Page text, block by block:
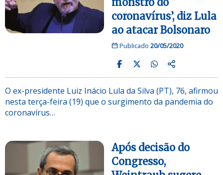
coronavírus’, diz Lula
ao atacar Bolsonaro
Publicado 20/05/2020
O ex-presidente Luiz Inácio Lula da Silva (PT), 76, afirmou
nesta terça-feira (19) que o surgimento da pandemia do
coronavírus…
Após decisão do
Congresso,